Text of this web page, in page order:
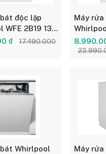
độc lập
WFE 2B19 13
₫
17.490.000
Máy
14 bộ -
Âu
Whirlpool
Máy